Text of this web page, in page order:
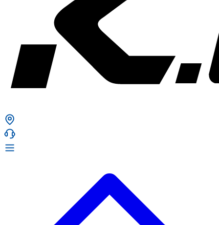
การรับประกันสินค้า
ก. เจริญยางยนต์ (บริษัท มิ้งค์ แอนด์ ซีน จำกัด) 2275 ถ.สุขุมวิท
(ระหว่างซอยสุขุมวิท 89/1 - 91) แขวงบางจาก เขตพระโขนง
กรุงเทพมหานคร 10260